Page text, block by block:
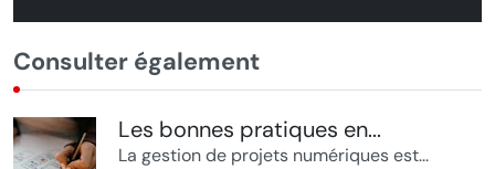
Consulter également
Les bonnes pratiques en...
La gestion de projets numériques est...